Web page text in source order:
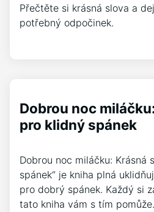
Přečtěte si krásná slova a
potřebný odpočinek.
Dobrou noc
pro klidný spánek
Dobrou noc miláčku: Krásná
spánek“ je kniha plná
pro dobrý spánek. Každý si
tato kniha vám s tím pomůže.